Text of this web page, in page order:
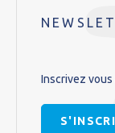
Inscrivez